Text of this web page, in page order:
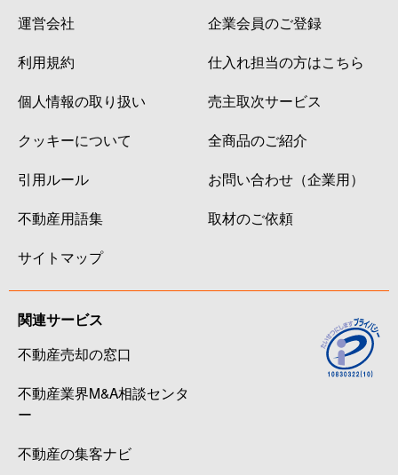
運営会社
利用規約
個人情報の取り扱い
クッキーについて
引用ルール
不動産用語集
サイトマップ
企業会員のご登録
仕入れ担当の方はこちら
売主取次サービス
全商品のご紹介
お問い合わせ（企業用）
取材のご依頼
関連サービス
不動産売却の窓口
不動産業界M&A相談センタ
ー
不動産の集客ナビ